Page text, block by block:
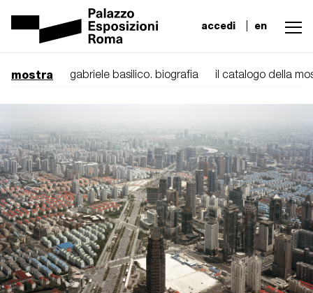
accedi en
mostra gabriele basilico. biografia il catalogo della